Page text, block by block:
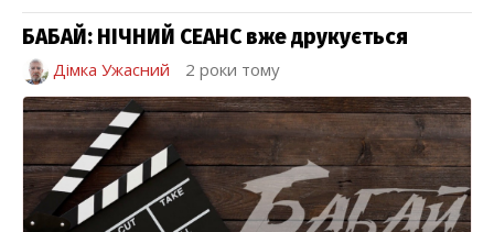
БАБАЙ: НІЧНИЙ СЕАНС вже друкується
Дімка Ужасний 2 роки тому